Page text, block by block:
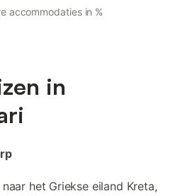
accommodaties in %
in
het Griekse eiland Kreta,